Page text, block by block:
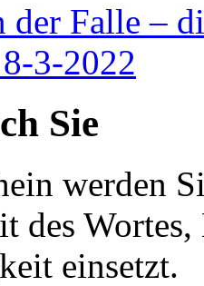
der Falle –
3-2022
Sie
werden
des
einsetzt.